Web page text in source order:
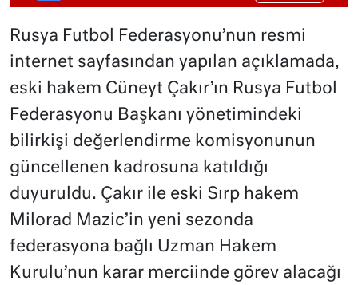
Rusya Futbol Federasyonu’nun resmi
internet sayfasından yapılan açıklamada,
eski hakem Cüneyt Çakır’ın Rusya Futbol
Federasyonu Başkanı yönetimindeki
bilirkişi değerlendirme komisyonunun
güncellenen kadrosuna katıldığı
duyuruldu. Çakır ile eski Sırp hakem
Milorad Mazic’in yeni sezonda
federasyona bağlı Uzman Hakem
Kurulu’nun karar merciinde görev alacağı